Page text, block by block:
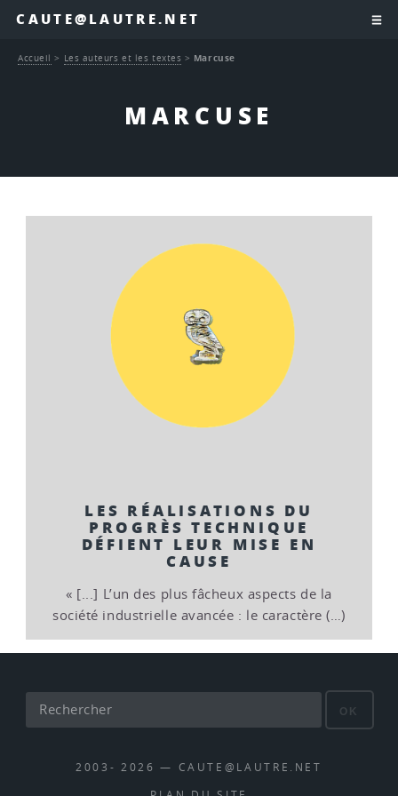
CAUTE@LAUTRE.NET
MARCUSE
Accueil > Les auteurs et les textes > Marcuse
LES RÉALISATIONS DU
PROGRÈS TECHNIQUE
DÉFIENT LEUR MISE EN
CAUSE
« [...] L’un des plus fâcheux aspects de la
société industrielle avancée : le caractère (…)
OK
2003- 2026 — CAUTE@LAUTRE.NET